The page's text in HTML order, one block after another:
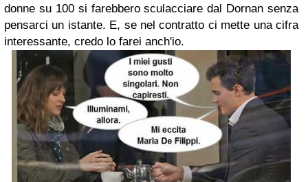
donne su 100 si farebbero sculacciare dal Dornan senza
pensarci un istante. E, se nel contratto ci mette una cifra
interessante, credo lo farei anch'io.